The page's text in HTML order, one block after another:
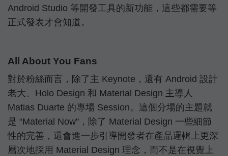
Android Studio 等開發工具的新功能，這些都需要等
正式發表才會知道。
All About You Fans
對於粉絲而言，除了主 Keynote，還有 Android 設計
老大、Holo Design 和 Material Design 主導人
Matias Duarte 的專場 Session。這個分場的主題就
是 “Material Now"，除了 Material Design 一些細節
性的完善，還會進一步引導開發者在產品邏輯上更深
層次地採用 Material Design 理念，而不是在視覺上